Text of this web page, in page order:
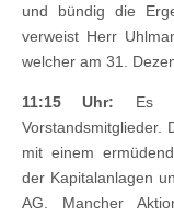
und bündig die
verweist Herr
welcher am 31.
11:15 Uhr: Es
Vorstandsmitglieder.
mit einem
der Kapitalanlagen
AG. Mancher